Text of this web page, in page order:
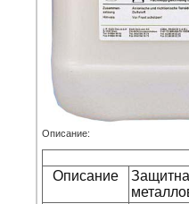
Описание:
Описание